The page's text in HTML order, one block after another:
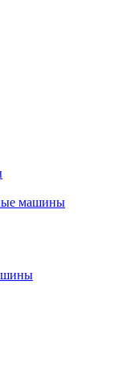
машины